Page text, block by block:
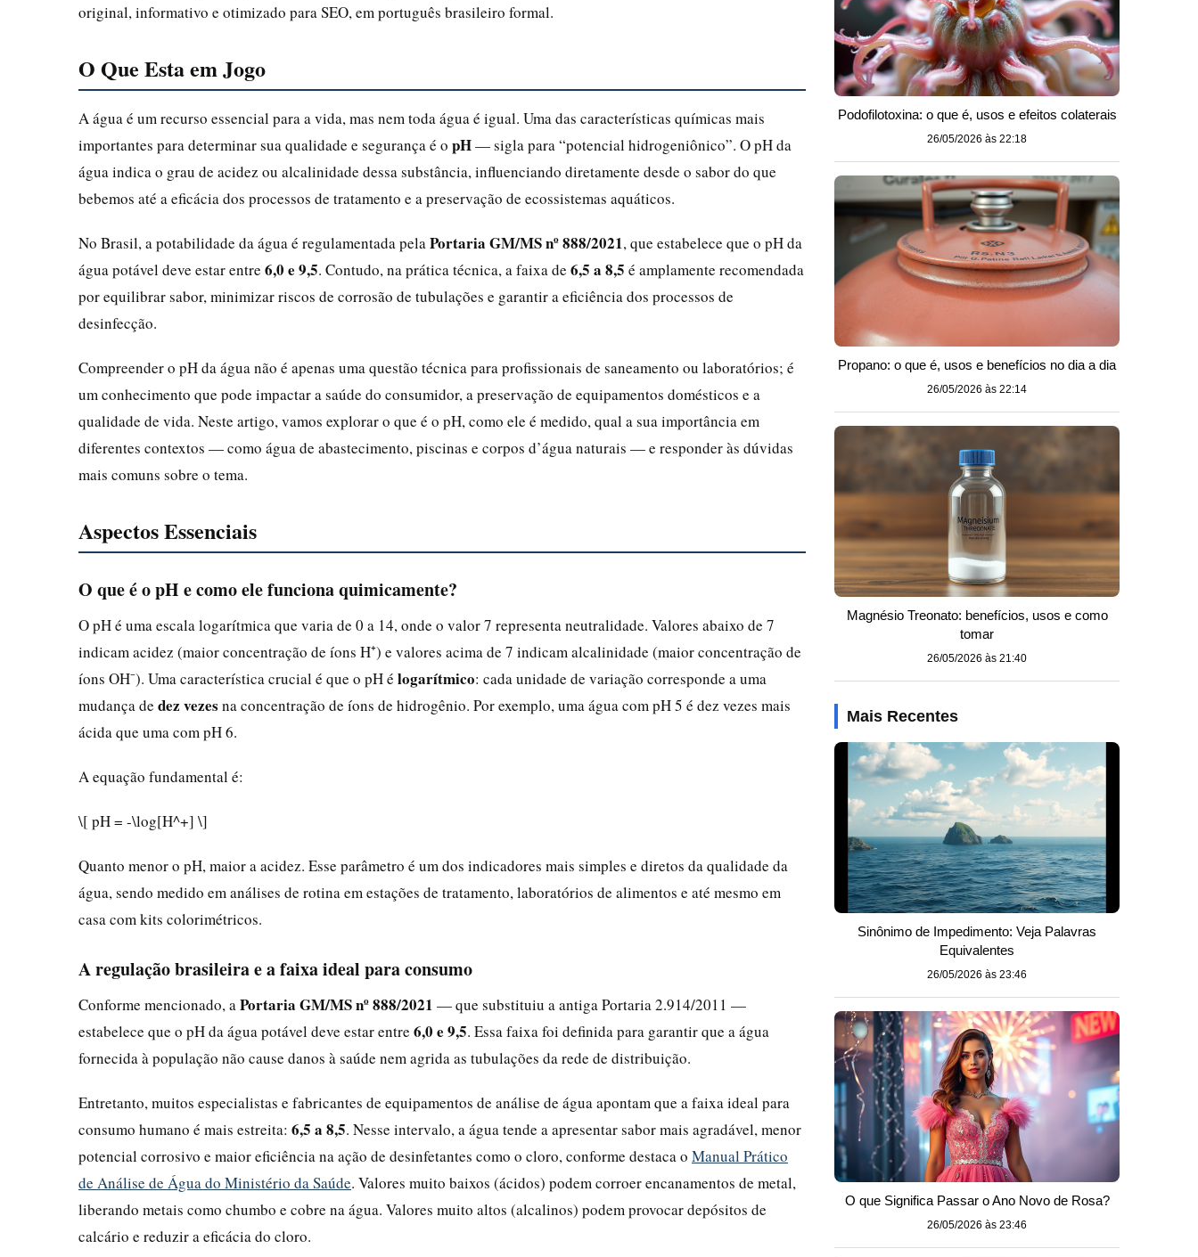
original, informativo e otimizado para SEO, em português brasileiro formal.
O Que Esta em Jogo
A água é um recurso essencial para a vida, mas nem toda água é igual. Uma das características químicas mais
importantes para determinar sua qualidade e segurança é o pH— sigla para “potencial hidrogeniônico”. O pH da
água indica o grau de acidez ou alcalinidade dessa substância, influenciando diretamente desde o sabor do que
bebemos até a eficácia dos processos de tratamento e a preservação de ecossistemas aquáticos.
No Brasil, a potabilidade da água é regulamentada pela Portaria GM/MS nº 888/2021, que estabelece que o pH da
água potável deve estar entre 6,0 e 9,5. Contudo, na prática técnica, a faixa de 6,5 a 8,5 é amplamente recomendada
por equilibrar sabor, minimizar riscos de corrosão de tubulações e garantir a eficiência dos processos de
desinfecção.
Compreender o pH da água não é apenas uma questão técnica para profissionais de saneamento ou laboratórios; é
um conhecimento que pode impactar a saúde do consumidor, a preservação de equipamentos domésticos e a
qualidade de vida. Neste artigo, vamos explorar o que é o pH, como ele é medido, qual a sua importância em
diferentes contextos — como água de abastecimento, piscinas e corpos d’água naturais — e responder às dúvidas
mais comuns sobre o tema.
Aspectos Essenciais
O que é o pH e como ele funciona quimicamente?
O pH é uma escala logarítmica que varia de 0 a 14, onde o valor 7 representa neutralidade. Valores abaixo de 7
indicam acidez (maior concentração de íons H⁺) e valores acima de 7 indicam alcalinidade (maior concentração de
íons OH⁻). Uma característica crucial é que o pH é logarítmico: cada unidade de variação corresponde a uma
mudança de dez vezes na concentração de íons de hidrogênio. Por exemplo, uma água com pH 5 é dez vezes mais
ácida que uma com pH 6.
A equação fundamental é:
\[ pH = -\log[H^+] \]
Quanto menor o pH, maior a acidez. Esse parâmetro é um dos indicadores mais simples e diretos da qualidade da
água, sendo medido em análises de rotina em estações de tratamento, laboratórios de alimentos e até mesmo em
casa com kits colorimétricos.
A regulação brasileira e a faixa ideal para consumo
Conforme mencionado, a Portaria GM/MS nº 888/2021 — que substituiu a antiga Portaria 2.914/2011 —
estabelece que o pH da água potável deve estar entre 6,0 e 9,5. Essa faixa foi definida para garantir que a água
fornecida à população não cause danos à saúde nem agrida as tubulações da rede de distribuição.
Entretanto, muitos especialistas e fabricantes de equipamentos de análise de água apontam que a faixa ideal para
consumo humano é mais estreita: 6,5 a 8,5. Nesse intervalo, a água tende a apresentar sabor mais agradável, menor
potencial corrosivo e maior eficiência na ação de desinfetantes como o cloro, conforme destaca o Manual Prático
de Análise de Água do Ministério da Saúde. Valores muito baixos (ácidos) podem corroer encanamentos de metal,
liberando metais como chumbo e cobre na água. Valores muito altos (alcalinos) podem provocar depósitos de
calcário e reduzir a eficácia do cloro.
Podofilotoxina: o que é, usos e efeitos colaterais
26/05/2026 às 22:18
Propano: o que é, usos e benefícios no dia a dia
26/05/2026 às 22:14
Magnésio Treonato: benefícios, usos e como
tomar
26/05/2026 às 21:40
Mais Recentes
Sinônimo de Impedimento: Veja Palavras
Equivalentes
26/05/2026 às 23:46
O que Significa Passar o Ano Novo de Rosa?
26/05/2026 às 23:46